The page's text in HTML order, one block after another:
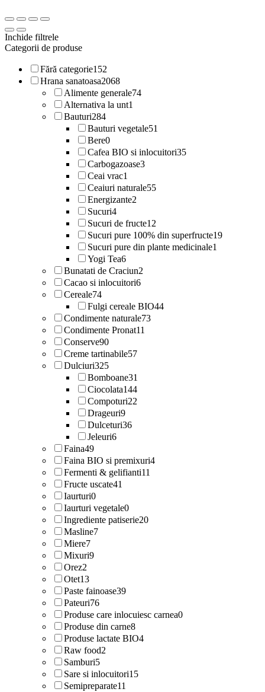
Inchide filtrele
Categorii de produse
Fără categorie152
Hrana sanatoasa2068
Alimente generale74
Alternativa la unt1
Bauturi284
Bauturi vegetale51
Bere0
Cafea BIO si inlocuitori35
Carbogazoase3
Ceai vrac1
Ceaiuri naturale55
Energizante2
Sucuri4
Sucuri de fructe12
Sucuri pure 100% din superfructe19
Sucuri pure din plante medicinale1
Yogi Tea6
Bunatati de Craciun2
Cacao si inlocuitori6
Cereale74
Fulgi cereale BIO44
Condimente naturale73
Condimente Pronat11
Conserve90
Creme tartinabile57
Dulciuri325
Bomboane31
Ciocolata144
Compoturi22
Drageuri9
Dulceturi36
Jeleuri6
Faina49
Faina BIO si premixuri4
Fermenti & gelifianti11
Fructe uscate41
Iaurturi0
Iaurturi vegetale0
Ingrediente patiserie20
Masline7
Miere7
Mixuri9
Orez2
Otet13
Paste fainoase39
Pateuri76
Produse care inlocuiesc carnea0
Produse din carne8
Produse lactate BIO4
Raw food2
Samburi5
Sare si inlocuitori15
Semipreparate11